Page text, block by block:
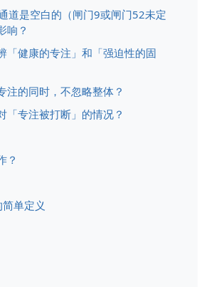
道是空白的（闸门9或闸门52未定
响？
「健康的专注」和「强迫性的固
注的同时，不忽略整体？
「专注被打断」的情况？
？
单定义